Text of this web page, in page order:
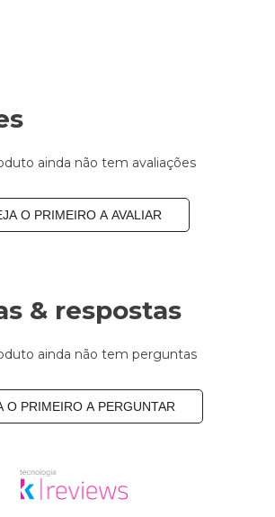
ainda não tem avaliações
O PRIMEIRO A AVALIAR
& respostas
ainda não tem perguntas
O PRIMEIRO A PERGUNTAR